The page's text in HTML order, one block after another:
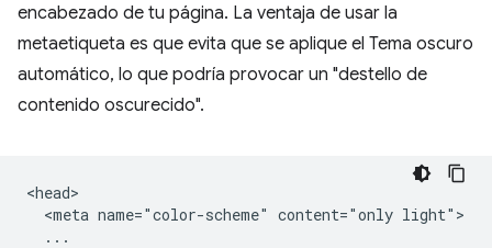
encabezado de tu página. La ventaja de usar la
metaetiqueta es que evita que se aplique el Tema oscuro
automático, lo que podría provocar un "destello de
contenido oscurecido".
<head>
  <meta name="color-scheme" content="only light">
  ...